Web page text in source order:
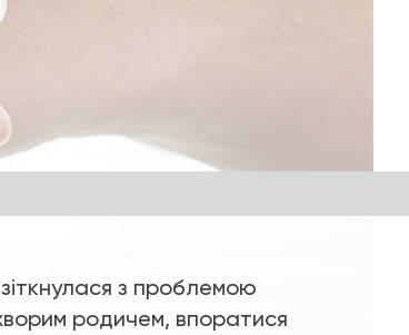
з проблемою
родичем, впоратися